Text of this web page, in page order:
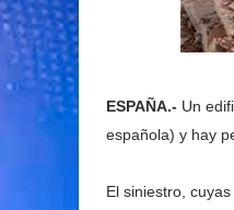
ESPAÑA.- Un
española) y hay
El siniestro,